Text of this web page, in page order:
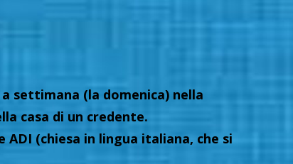
settimana (la domenica) nella
casa di un credente.
(chiesa in lingua italiana, che si